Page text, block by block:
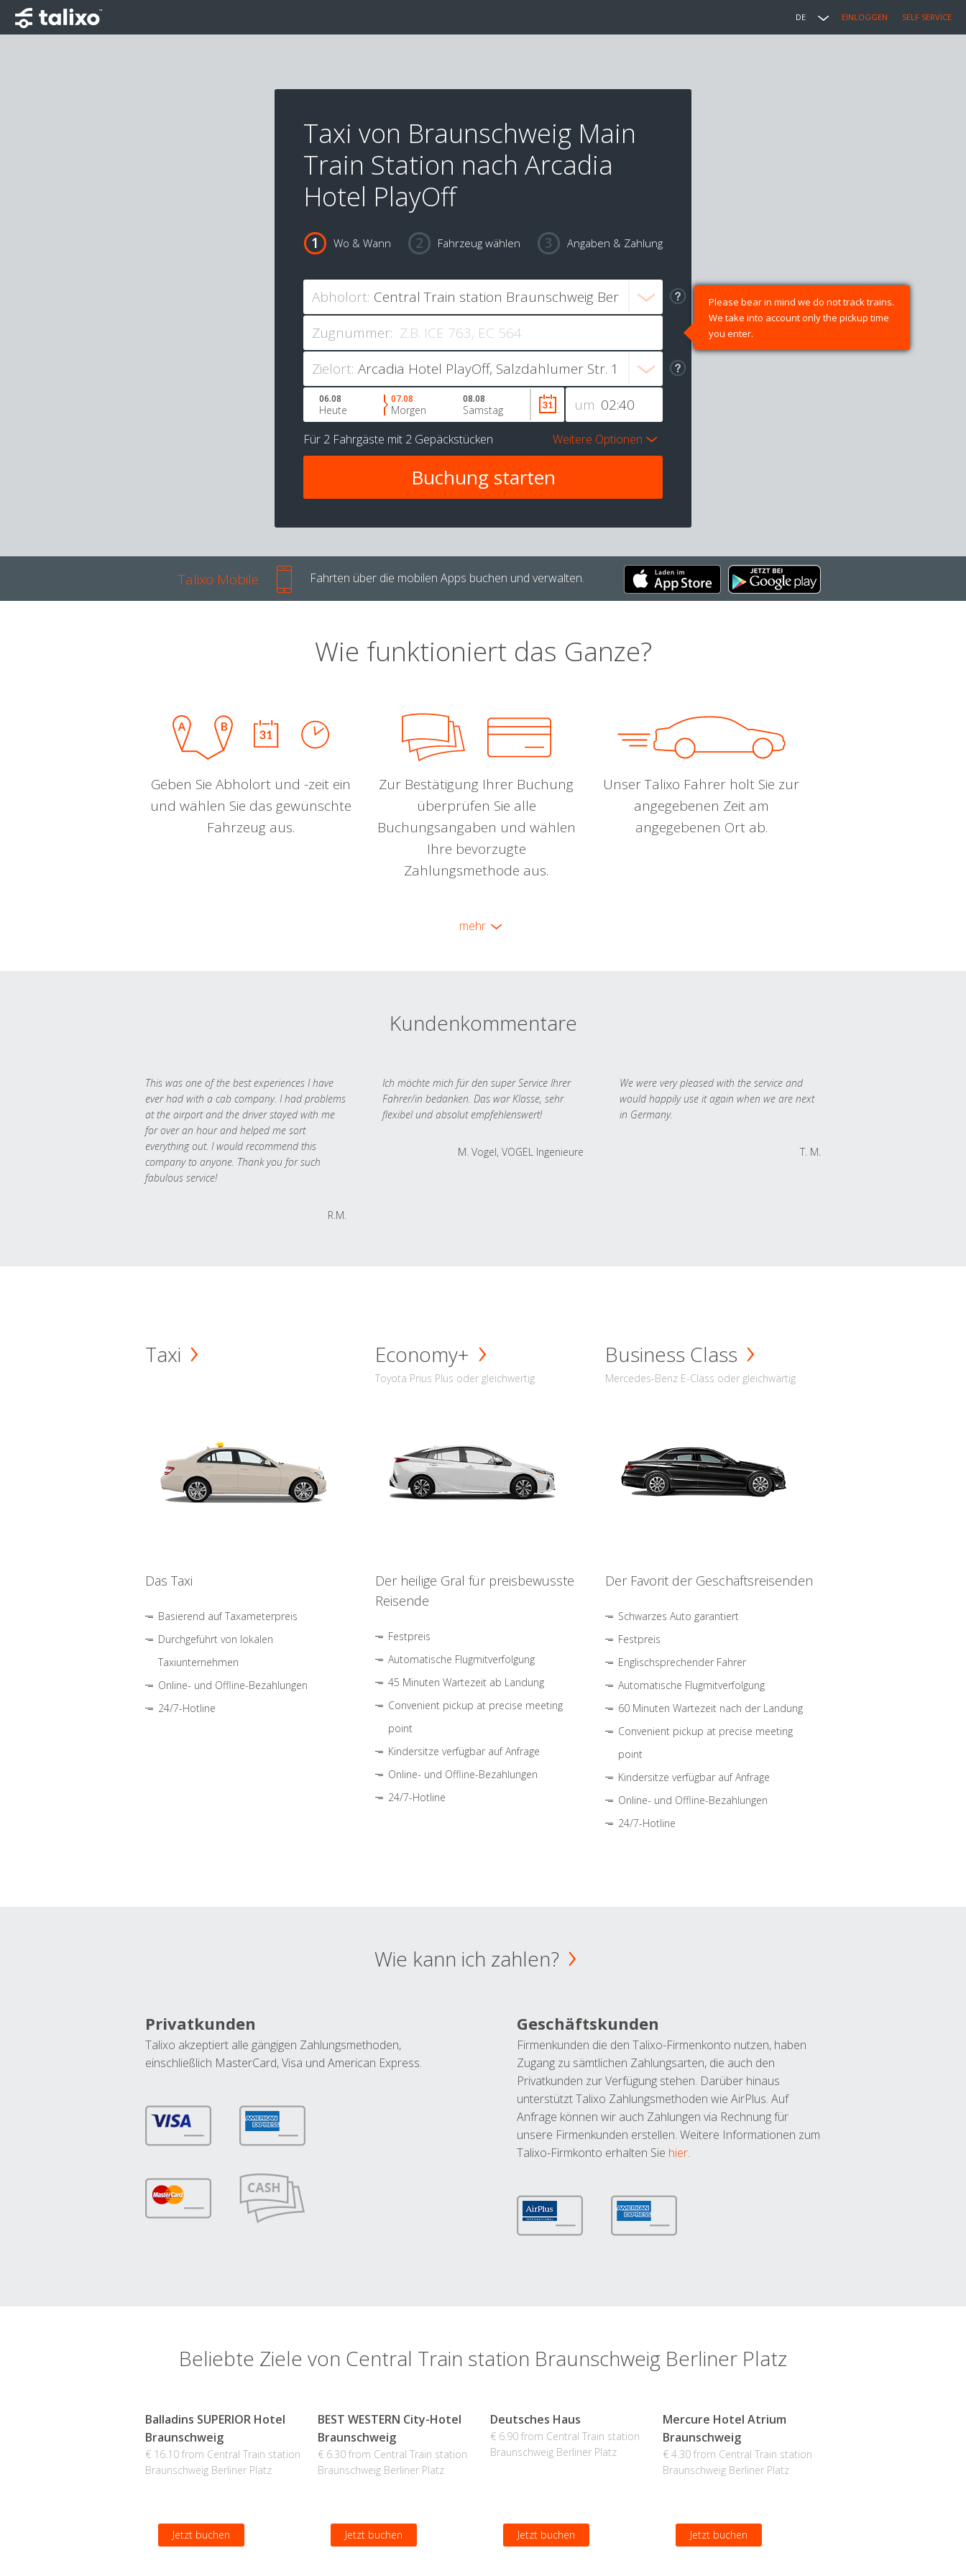
DE EINLOGGEN SELF SERVICE
Taxi von Braunschweig Main
Train Station nach Arcadia
Hotel PlayOff
Wo & Wann Fahrzeug wählen Angaben & Zahlung
Abholort:
Zugnummer:
Please bear in mind we do not track trains.
We take into account only the pickup time
you enter.
Zielort:
um
06.08
Heute
07.08
Morgen
08.08
Samstag
Für 2 Fahrgäste mit 2 Gepäckstücken Weitere Optionen
Talixo Mobile Fahrten über die mobilen Apps buchen und verwalten.
Wie funktioniert das Ganze?
Geben Sie Abholort und -zeit ein
und wählen Sie das gewünschte
Fahrzeug aus.
Zur Bestätigung Ihrer Buchung
überprüfen Sie alle
Buchungsangaben und wählen
Ihre bevorzugte
Zahlungsmethode aus.
Unser Talixo Fahrer holt Sie zur
angegebenen Zeit am
angegebenen Ort ab.
mehr
Kundenkommentare
This was one of the best experiences I have
ever had with a cab company. I had problems
at the airport and the driver stayed with me
for over an hour and helped me sort
everything out. I would recommend this
company to anyone. Thank you for such
fabulous service!
R.M.
Ich möchte mich für den super Service Ihrer
Fahrer/in bedanken. Das war Klasse, sehr
flexibel und absolut empfehlenswert!
M. Vogel, VOGEL Ingenieure
We were very pleased with the service and
would happily use it again when we are next
in Germany.
T. M.
Taxi
Das Taxi
Basierend auf Taxameterpreis
Durchgeführt von lokalen
Taxiunternehmen
Online- und Offline-Bezahlungen
24/7-Hotline
Economy+
Toyota Prius Plus oder gleichwertig
Der heilige Gral für preisbewusste
Reisende
Festpreis
Automatische Flugmitverfolgung
45 Minuten Wartezeit ab Landung
Convenient pickup at precise meeting
point
Kindersitze verfügbar auf Anfrage
Online- und Offline-Bezahlungen
24/7-Hotline
Business Class
Mercedes-Benz E-Class oder gleichwärtig
Der Favorit der Geschäftsreisenden
Schwarzes Auto garantiert
Festpreis
Englischsprechender Fahrer
Automatische Flugmitverfolgung
60 Minuten Wartezeit nach der Landung
Convenient pickup at precise meeting
point
Kindersitze verfügbar auf Anfrage
Online- und Offline-Bezahlungen
24/7-Hotline
Wie kann ich zahlen?
Privatkunden
Talixo akzeptiert alle gängigen Zahlungsmethoden,
einschließlich MasterCard, Visa und American Express.
Geschäftskunden
Firmenkunden die den Talixo-Firmenkonto nutzen, haben
Zugang zu sämtlichen Zahlungsarten, die auch den
Privatkunden zur Verfügung stehen. Darüber hinaus
unterstützt Talixo Zahlungsmethoden wie AirPlus. Auf
Anfrage können wir auch Zahlungen via Rechnung für
unsere Firmenkunden erstellen. Weitere Informationen zum
Talixo-Firmkonto erhalten Sie hier.
Beliebte Ziele von Central Train station Braunschweig Berliner Platz
Balladins SUPERIOR Hotel
Braunschweig
€ 16.10 from Central Train station
Braunschweig Berliner Platz
Jetzt buchen
BEST WESTERN City-Hotel
Braunschweig
€ 6.30 from Central Train station
Braunschweig Berliner Platz
Jetzt buchen
Deutsches Haus
€ 6.90 from Central Train station
Braunschweig Berliner Platz
Jetzt buchen
Mercure Hotel Atrium
Braunschweig
€ 4.30 from Central Train station
Braunschweig Berliner Platz
Jetzt buchen